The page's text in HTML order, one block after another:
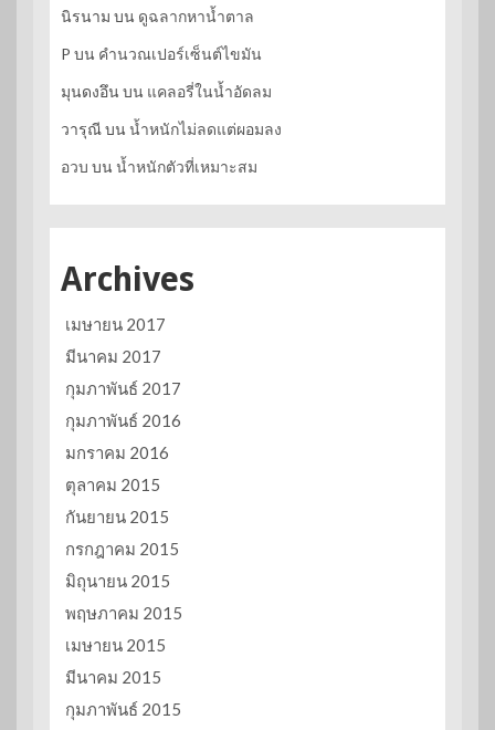
นิรนาม บน ดูฉลากหาน้ำตาล
P บน คำนวณเปอร์เซ็นต์ไขมัน
มุนดงอึน บน แคลอรี่ในน้ำอัดลม
วารุณีบน น้ำหนักไม่ลดแต่ผอมลง
อวบ บน น้ำหนักตัวที่เหมาะสม
Archives
เมษายน 2017
มีนาคม 2017
กุมภาพันธ์ 2017
กุมภาพันธ์ 2016
มกราคม 2016
ตุลาคม 2015
กันยายน 2015
กรกฎาคม 2015
มิถุนายน 2015
พฤษภาคม 2015
เมษายน 2015
มีนาคม 2015
กุมภาพันธ์ 2015